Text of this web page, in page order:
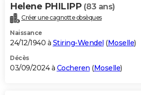
Helene PHILIPP (83 ans)
Créer une cagnotte obsèques
Naissance
24/12/1940 à Stiring-Wendel (Moselle)
Décès
03/09/2024 à Cocheren (Moselle)